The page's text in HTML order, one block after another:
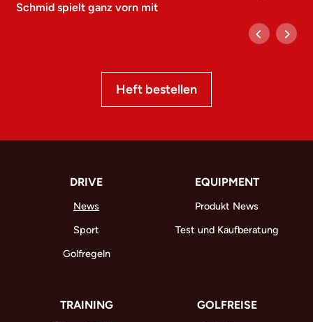
Schmid spielt ganz vorn mit
Heft bestellen
DRIVE
News
Sport
Golfregeln
EQUIPMENT
Produkt News
Test und Kaufberatung
TRAINING GOLFREISE